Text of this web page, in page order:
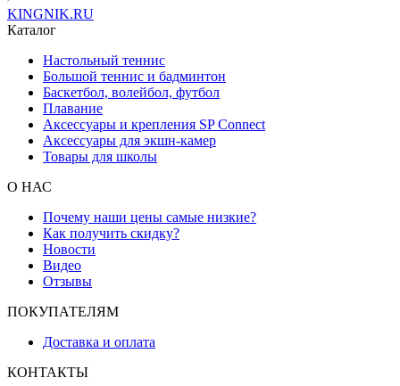
KINGNIK.RU
Каталог
Настольный теннис
Большой теннис и бадминтон
Баскетбол, волейбол, футбол
Плавание
Аксессуары и крепления SP Connect
Аксессуары для экшн-камер
Товары для школы
О НАС
Почему наши цены самые низкие?
Как получить скидку?
Новости
Видео
Отзывы
ПОКУПАТЕЛЯМ
Доставка и оплата
КОНТАКТЫ